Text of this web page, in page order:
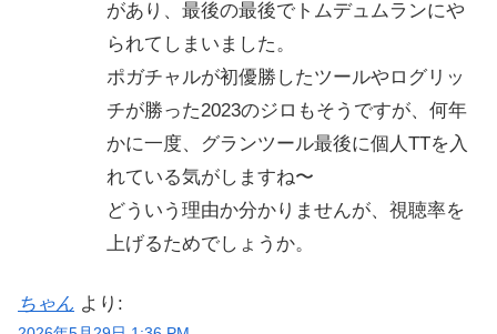
があり、最後の最後でトムデュムランにや
られてしまいました。
ポガチャルが初優勝したツールやログリッ
チが勝った2023のジロもそうですが、何年
かに一度、グランツール最後に個人TTを入
れている気がしますね〜
どういう理由か分かりませんが、視聴率を
上げるためでしょうか。
ちゃん より: